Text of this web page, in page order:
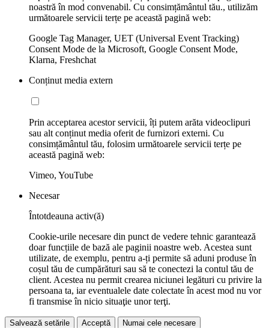
noastră în mod convenabil. Cu consimțământul tău., utilizăm
următoarele servicii terțe pe această pagină web:
Google Tag Manager, UET (Universal Event Tracking)
Consent Mode de la Microsoft, Google Consent Mode,
Klarna, Freshchat
Conținut media extern
Prin acceptarea acestor servicii, îți putem arăta videoclipuri
sau alt conținut media oferit de furnizori externi. Cu
consimțământul tău, folosim următoarele servicii terțe pe
această pagină web:
Vimeo, YouTube
Necesar
Întotdeauna activ(ă)
Cookie-urile necesare din punct de vedere tehnic garantează
doar funcțiile de bază ale paginii noastre web. Acestea sunt
utilizate, de exemplu, pentru a-ți permite să aduni produse în
coșul tău de cumpărături sau să te conectezi la contul tău de
client. Acestea nu permit crearea niciunei legături cu privire la
persoana ta, iar eventualele date colectate în acest mod nu vor
fi transmise în nicio situaţie unor terţi.
Salvează setările Acceptă Numai cele necesare